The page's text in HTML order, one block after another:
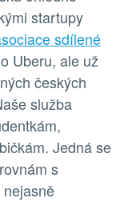
startupy
sdílené
Uberu, ale už
českých
služba
Jedná se
s